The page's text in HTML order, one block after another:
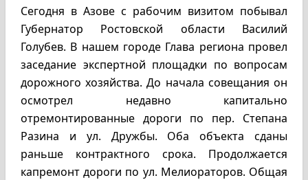
Сегодня в Азове с рабочим визитом побывал
Губернатор Ростовской области Василий
Голубев. В нашем городе Глава региона провел
заседание экспертной площадки по вопросам
дорожного хозяйства. До начала совещания он
осмотрел недавно капитально
отремонтированные дороги по пер. Степана
Разина и ул. Дружбы. Оба объекта сданы
раньше контрактного срока. Продолжается
капремонт дороги по ул. Мелиораторов. Общая